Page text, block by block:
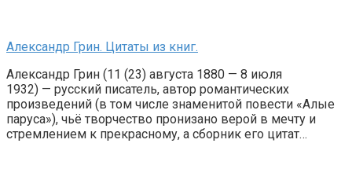
Александр Грин. Цитаты из книг.
Александр Грин (11 (23) августа 1880 — 8 июля
1932) — русский писатель, автор романтических
произведений (в том числе знаменитой повести «Алые
паруса»), чьё творчество пронизано верой в мечту и
стремлением к прекрасному, а сборник его цитат…